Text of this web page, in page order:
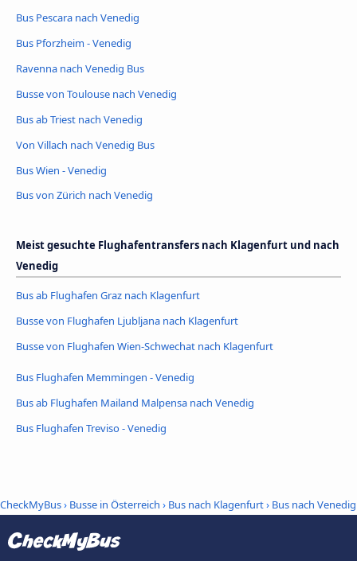
Bus Pescara nach Venedig
Bus Pforzheim - Venedig
Ravenna nach Venedig Bus
Busse von Toulouse nach Venedig
Bus ab Triest nach Venedig
Von Villach nach Venedig Bus
Bus Wien - Venedig
Bus von Zürich nach Venedig
Meist gesuchte Flughafentransfers nach Klagenfurt und nach
Venedig
Bus ab Flughafen Graz nach Klagenfurt
Busse von Flughafen Ljubljana nach Klagenfurt
Busse von Flughafen Wien-Schwechat nach Klagenfurt
Bus Flughafen Memmingen - Venedig
Bus ab Flughafen Mailand Malpensa nach Venedig
Bus Flughafen Treviso - Venedig
CheckMyBus› Busse in Österreich › Bus nach Klagenfurt› Bus nach Venedig